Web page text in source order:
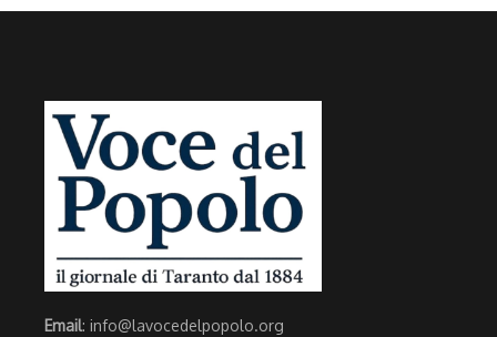
Email: info@lavocedelpopolo.org